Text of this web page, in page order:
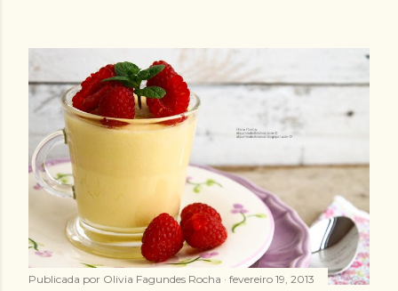
m
c
o
e
n
t
á
r
i
o
Publicada por Olivia Fagundes Rocha fevereiro 19, 2013